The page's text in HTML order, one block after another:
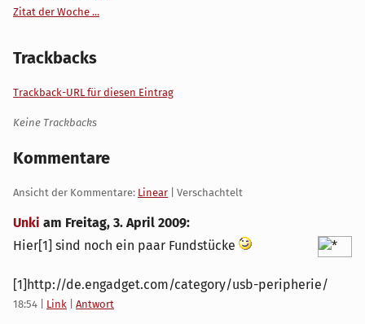
Zitat der Woche ...
Trackbacks
Trackback-URL für diesen Eintrag
Keine Trackbacks
Kommentare
Ansicht der Kommentare: Linear | Verschachtelt
Unki am Freitag, 3. April 2009:
Hier[1] sind noch ein paar Fundstücke
[1]http://de.engadget.com/category/usb-peripherie/
18:54 Link Antwort